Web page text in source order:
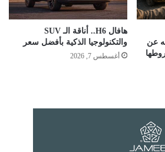
عن
هافال H6.. أناقة الـ SUV
والتكنولوجيا الذكية بأفضل سعر
أغسطس 7, 2026